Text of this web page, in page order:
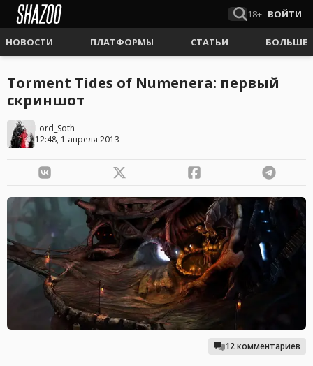
18+ ВОЙТИ
НОВОСТИ ПЛАТФОРМЫ СТАТЬИ БОЛЬШЕ
Torment Tides of Numenera: первый
скриншот
Lord_Soth
12:48, 1 апреля 2013
12 комментариев